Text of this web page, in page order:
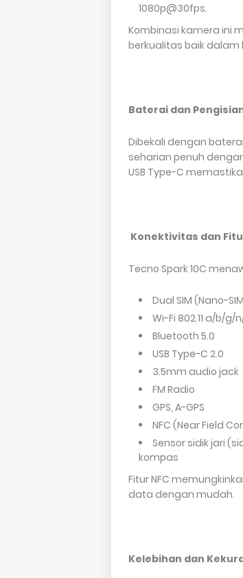
1080p@30fps.
Kombinasi kamera ini
berkualitas baik
Baterai dan
Dibekali dengan
seharian penuh
USB Type-C
Konektivitas dan
Tecno Spark 10C
Dual SIM (Nano-
Wi-Fi 802.11 a/b/
Bluetooth 5.0
USB Type-C 2.0
3.5mm audio jack
FM Radio
GPS, A-GPS
NFC (Near Field
Sensor sidik jari
kompas
Fitur NFC
data dengan mudah.
Kelebihan dan